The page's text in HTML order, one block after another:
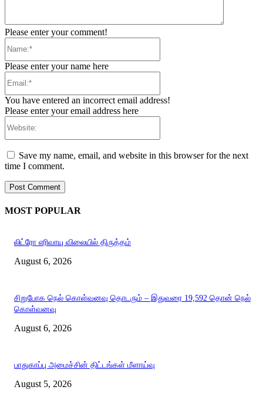
Please enter your comment!
Please enter your name here
You have entered an incorrect email address!
Please enter your email address here
Save my name, email, and website in this browser for the next
time I comment.
MOST POPULAR
லிட்ரோ எரிவாயு விலையில் திருத்தம்
August 6, 2026
சிறுபோக நெல் கொள்வனவு தொடரும் – இதுவரை 19,592 தொன் நெல்
கொள்வனவு
August 6, 2026
பாதுகாப்பு அமைச்சின் திட்டங்கள் மீளாய்வு
August 5, 2026